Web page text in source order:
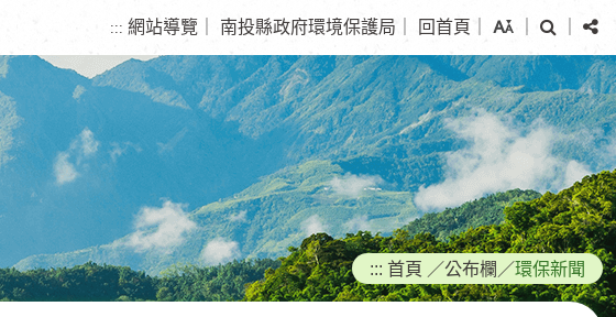
::: 網站導覽 南投縣政府環境保護局 回首頁
尋
分
享
::: 首頁 ／公布欄 ／環保新聞